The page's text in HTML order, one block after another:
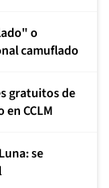
o
camuflado
gratuitos de
CCLM
se